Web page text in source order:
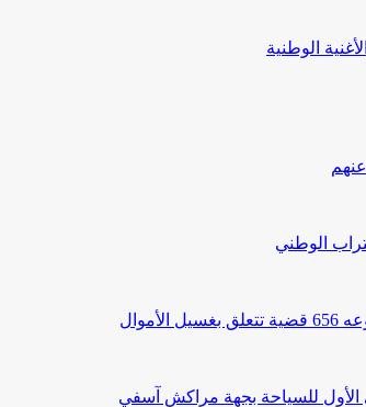
الوطنية
الوطني
الأول للسياحة بجهة مراكش آسفي